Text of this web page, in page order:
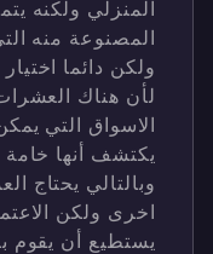
المنزلي ولكنه
المصنوعة منه
ولكن دائما
لأن هناك
الاسواق التي
يكتشف أنها خامة
وبالتالي يحتاج
اخرى ولكن
يستطيع أن يقوم